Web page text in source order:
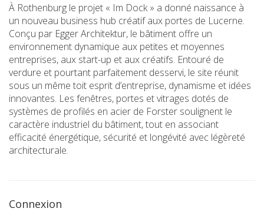
À Rothenburg le projet « Im Dock » a donné naissance à
un nouveau business hub créatif aux portes de Lucerne.
Conçu par Egger Architektur, le bâtiment offre un
environnement dynamique aux petites et moyennes
entreprises, aux start-up et aux créatifs. Entouré de
verdure et pourtant parfaitement desservi, le site réunit
sous un même toit esprit d’entreprise, dynamisme et idées
innovantes. Les fenêtres, portes et vitrages dotés de
systèmes de profilés en acier de Forster soulignent le
caractère industriel du bâtiment, tout en associant
efficacité énergétique, sécurité et longévité avec légèreté
architecturale.
Connexion